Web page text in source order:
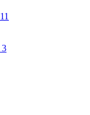
11
3